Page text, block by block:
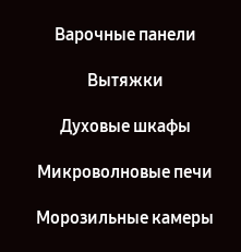
Варочные панели
Вытяжки
Духовые шкафы
Микроволновые печи
Морозильные камеры